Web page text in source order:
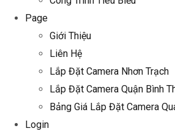
Page
Giới Thiệu
Liên Hệ
Lắp Đặt Camera Nhơn Trạch
Lắp Đặt Camera Quận Bình
Bảng Giá Lắp Đặt Camera
Login